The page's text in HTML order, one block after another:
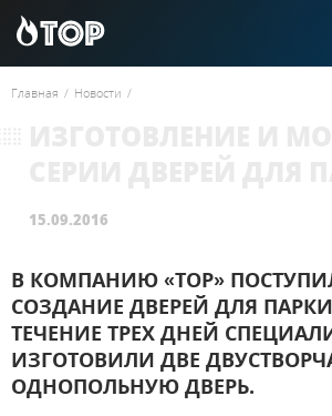
Главная / Новости /
15.09.2016
В КОМПАНИЮ «ТОР»
СОЗДАНИЕ ДВЕРЕЙ ДЛЯ
ТЕЧЕНИЕ ТРЕХ ДНЕЙ
ИЗГОТОВИЛИ ДВЕ
ОДНОПОЛЬНУЮ ДВЕРЬ.